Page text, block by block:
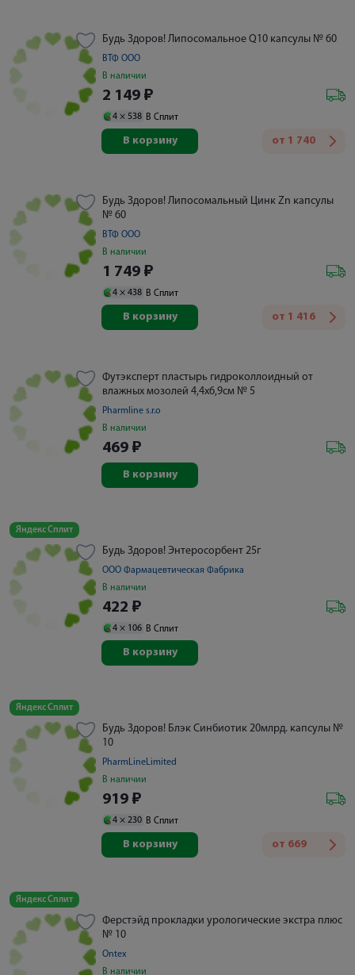
Будь Здоров! Липосомальное Q10 капсулы № 60
ВТФ ООО
В наличии
2 149 ₽
4 × 538 В Сплит
от 1 740
В корзину
Будь Здоров! Липосомальный Цинк Zn капсулы
№ 60
ВТФ ООО
В наличии
1 749 ₽
4 × 438 В Сплит
от 1 416
В корзину
Футэксперт пластырь гидроколлоидный от
влажных мозолей 4,4х6,9см № 5
Pharmline s.r.o
В наличии
469 ₽
В корзину
Яндекс Сплит
Будь Здоров! Энтеросорбент 25г
ООО Фармацевтическая Фабрика
В наличии
422 ₽
4 × 106 В Сплит
В корзину
Яндекс Сплит
Будь Здоров! Блэк Синбиотик 20млрд. капсулы №
10
PharmLineLimited
В наличии
919 ₽
4 × 230 В Сплит
от 669
В корзину
Яндекс Сплит
Ферстэйд прокладки урологические экстра плюс
№ 10
Ontex
В наличии